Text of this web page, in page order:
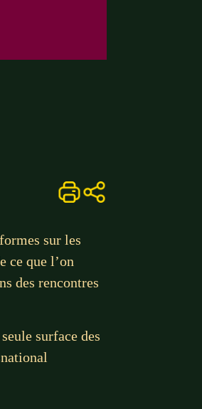
sur les
ce que l’on
des rencontres
surface des